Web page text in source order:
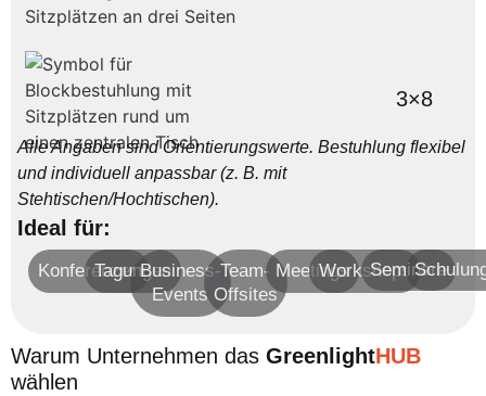
3×8
Alle Angaben sind Orientierungswerte. Bestuhlung flexibel
und individuell anpassbar(z. B. mit
Stehtischen/Hochtischen).
Ideal für:
Konferenzen
TagungenBusiness-
Events
Team-
Offsites
MeetingsWorkshopsSeminare
Warum Unternehmen das GreenlightHUB
wählen